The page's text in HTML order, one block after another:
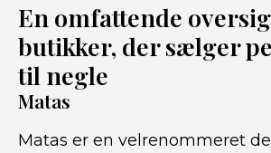
En omfattende
butikker, der sælger
til negle
Matas
Matas er en velrenommeret